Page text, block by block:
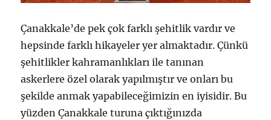
Çanakkale’de pek çok farklı şehitlik vardır ve
hepsinde farklı hikayeler yer almaktadır. Çünkü
şehitlikler kahramanlıkları ile tanınan
askerlere özel olarak yapılmıştır ve onları bu
şekilde anmak yapabileceğimizin en iyisidir. Bu
yüzden Çanakkale turuna çıktığınızda